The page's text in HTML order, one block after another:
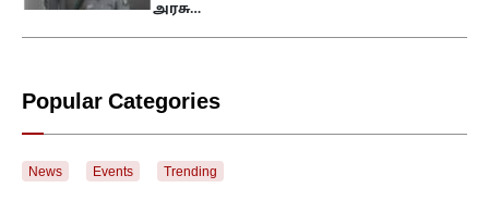
அரசு…
Popular Categories
News Events Trending